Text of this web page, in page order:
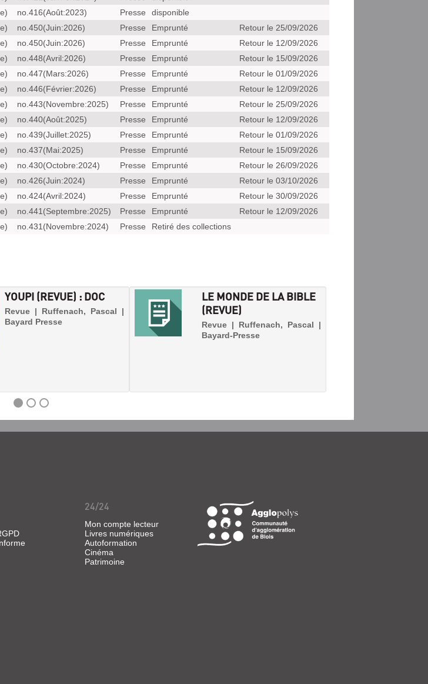
no.416(Août:2023) Presse
disponible
no.450(Juin:2026) Presse Emprunté
Retour le 25/09/2026
no.450(Juin:2026) Presse Emprunté
Retour le 12/09/2026
no.448(Avril:2026) Presse Emprunté
Retour le 15/09/2026
no.447(Mars:2026) Presse Emprunté
Retour le 01/09/2026
no.446(Février:2026) Presse Emprunté
Retour le 12/09/2026
no.443(Novembre:2025) Presse Emprunté
Retour le 25/09/2026
no.440(Août:2025) Presse Emprunté
Retour le 12/09/2026
no.439(Juillet:2025) Presse Emprunté
Retour le 01/09/2026
no.437(Mai:2025) Presse Emprunté
Retour le 15/09/2026
no.430(Octobre:2024) Presse Emprunté
Retour le 26/09/2026
no.426(Juin:2024) Presse Emprunté
Retour le 03/10/2026
no.424(Avril:2024) Presse Emprunté
Retour le 30/09/2026
no.441(Septembre:2025) Presse Emprunté
Retour le 12/09/2026
no.431(Novembre:2024) Presse Retiré des collections
YOUPI (REVUE) : DOC
Revue | Ruffenach, Pascal |
Bayard Presse
LE MONDE DE LA BIBLE
(REVUE)
Revue | Ruffenach, Pascal |
Bayard-Presse
24/24
Mon compte lecteur
Livres numériques
Autoformation
Cinéma
Patrimoine